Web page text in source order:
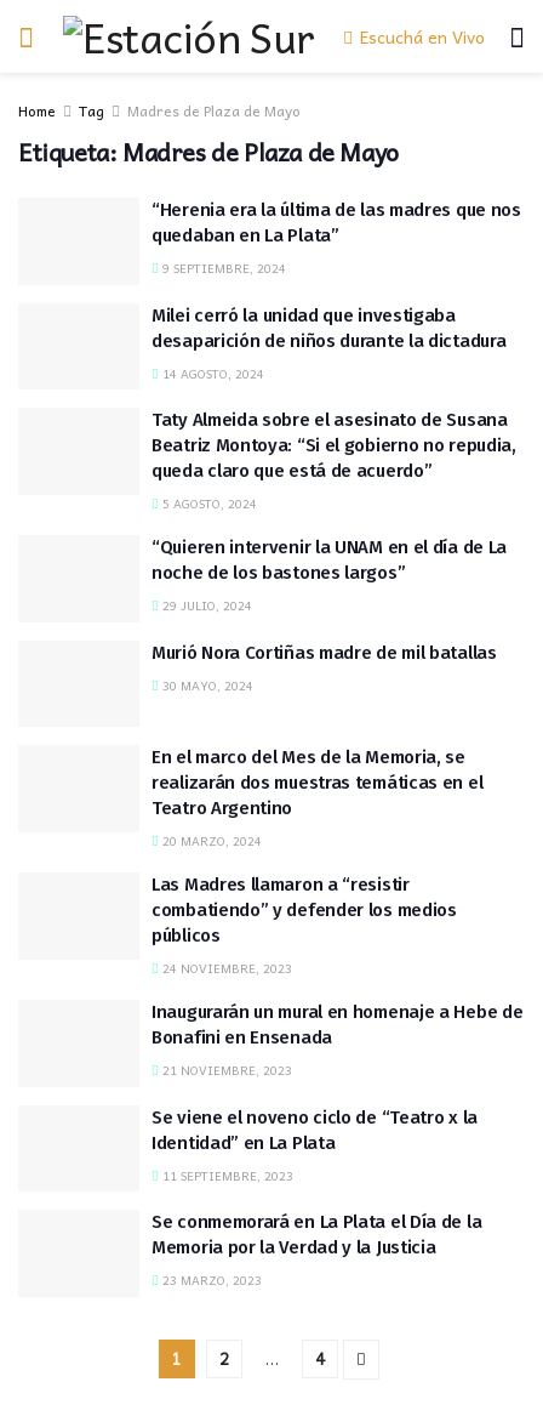
Escuchá en Vivo
Home Tag Madres de Plaza de Mayo
Etiqueta:Madres de Plaza de Mayo
“Herenia era la última de las madres que nos
quedaban en La Plata”
9 SEPTIEMBRE, 2024
Milei cerró la unidad que investigaba
desaparición de niños durante la dictadura
14 AGOSTO, 2024
Taty Almeida sobre el asesinato de Susana
Beatriz Montoya: “Si el gobierno no repudia,
queda claro que está de acuerdo”
5 AGOSTO, 2024
“Quieren intervenir la UNAM en el día de La
noche de los bastones largos”
29 JULIO, 2024
Murió Nora Cortiñas madre de mil batallas
30 MAYO, 2024
En el marco del Mes de la Memoria, se
realizarán dos muestras temáticas en el
Teatro Argentino
20 MARZO, 2024
Las Madres llamaron a “resistir
combatiendo” y defender los medios
públicos
24 NOVIEMBRE, 2023
Inaugurarán un mural en homenaje a Hebe de
Bonafini en Ensenada
21 NOVIEMBRE, 2023
Se viene el noveno ciclo de “Teatro x la
Identidad” en La Plata
11 SEPTIEMBRE, 2023
Se conmemorará en La Plata el Día de la
Memoria por la Verdad y la Justicia
23 MARZO, 2023
1 2 … 4